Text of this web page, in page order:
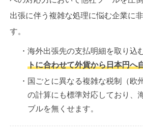
出張に伴う複雑な処理に悩む企業に
す。
・海外出張先の支払明細を取り込
トに合わせて外貨から日本円へ
・国ごとに異なる複雑な税制（欧
の計算にも標準対応しており、
ブルを無くせます。